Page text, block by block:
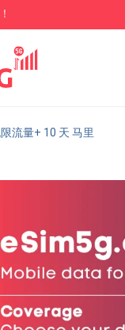
流量+ 10 天 马里